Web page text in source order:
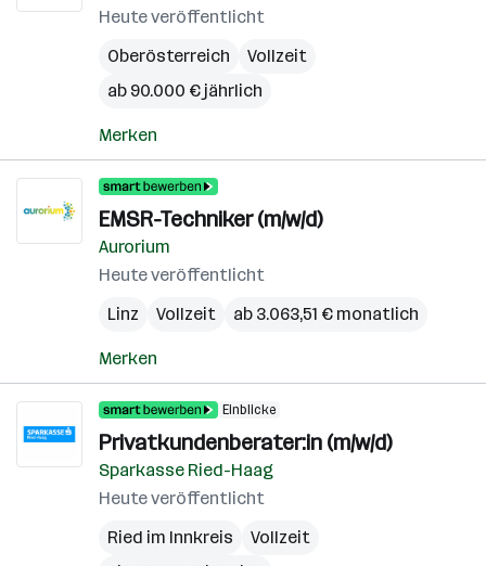
Heute veröffentlicht
Oberösterreich
Vollzeit
ab 90.000 € jährlich
Merken
EMSR-Techniker (m/w/d)
Aurorium
Heute veröffentlicht
Linz
Vollzeit ab 3.063,51 € monatlich
Merken
Einblicke
Privatkundenberater:in (m/w/d)
Sparkasse Ried-Haag
Heute veröffentlicht
Ried im Innkreis
Vollzeit